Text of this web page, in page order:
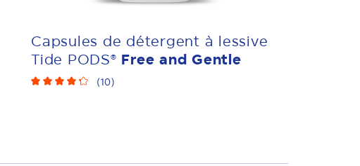
Capsules de détergent à lessive
Tide PODS® Free and Gentle
(10)